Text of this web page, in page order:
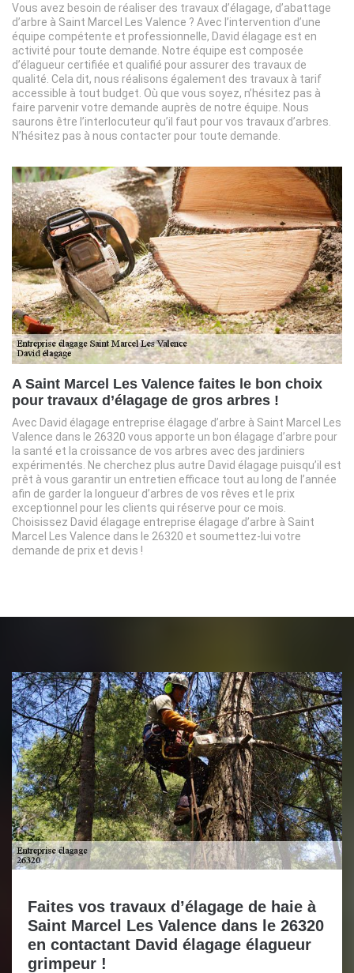
Vous avez besoin de réaliser des travaux d’élagage, d’abattage
d’arbre à Saint Marcel Les Valence ? Avec l’intervention d’une
équipe compétente et professionnelle, David élagage est en
activité pour toute demande. Notre équipe est composée
d’élagueur certifiée et qualifié pour assurer des travaux de
qualité. Cela dit, nous réalisons également des travaux à tarif
accessible à tout budget. Où que vous soyez, n’hésitez pas à
faire parvenir votre demande auprès de notre équipe. Nous
saurons être l’interlocuteur qu’il faut pour vos travaux d’arbres.
N’hésitez pas à nous contacter pour toute demande.
A Saint Marcel Les Valence faites le bon choix
pour travaux d’élagage de gros arbres !
Avec David élagage entreprise élagage d’arbre à Saint Marcel Les
Valence dans le 26320 vous apporte un bon élagage d’arbre pour
la santé et la croissance de vos arbres avec des jardiniers
expérimentés. Ne cherchez plus autre David élagage puisqu’il est
prêt à vous garantir un entretien efficace tout au long de l’année
afin de garder la longueur d’arbres de vos rêves et le prix
exceptionnel pour les clients qui réserve pour ce mois.
Choisissez David élagage entreprise élagage d’arbre à Saint
Marcel Les Valence dans le 26320 et soumettez-lui votre
demande de prix et devis !
Faites vos travaux d’élagage de haie à
Saint Marcel Les Valence dans le 26320
en contactant David élagage élagueur
grimpeur !